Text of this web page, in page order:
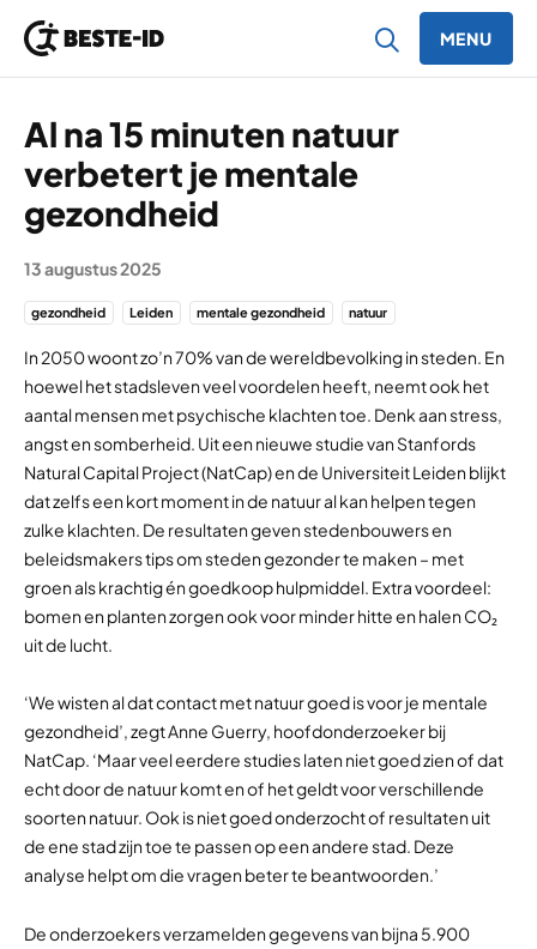
MENU
Al na 15 minuten natuur
verbetert je mentale
gezondheid
13 augustus 2025
gezondheid Leiden mentale gezondheid natuur
In 2050 woont zo’n 70% van de wereldbevolking in steden. En
hoewel het stadsleven veel voordelen heeft, neemt ook het
aantal mensen met psychische klachten toe. Denk aan stress,
angst en somberheid. Uit een nieuwe studie van Stanfords
Natural Capital Project (NatCap) en de Universiteit Leiden blijkt
dat zelfs een kort moment in de natuur al kan helpen tegen
zulke klachten. De resultaten geven stedenbouwers en
beleidsmakers tips om steden gezonder te maken – met
groen als krachtig én goedkoop hulpmiddel. Extra voordeel:
bomen en planten zorgen ook voor minder hitte en halen CO₂
uit de lucht.
‘We wisten al dat contact met natuur goed is voor je mentale
gezondheid’, zegt Anne Guerry, hoofdonderzoeker bij
NatCap. ‘Maar veel eerdere studies laten niet goed zien of dat
echt door de natuur komt en of het geldt voor verschillende
soorten natuur. Ook is niet goed onderzocht of resultaten uit
de ene stad zijn toe te passen op een andere stad. Deze
analyse helpt om die vragen beter te beantwoorden.’
De onderzoekers verzamelden gegevens van bijna 5.900